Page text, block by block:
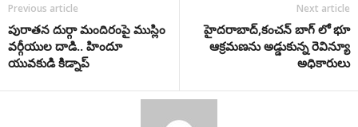
Previous article
పురాతన దుర్గా మందిరంపై ముస్లిం
వర్గీయుల దాడి.. హిందూ
యువకుడి కిడ్నాప్
Next article
హైదరాబాద్,కంచన్ బాగ్ లో భూ
ఆక్రమణను అడ్డుకున్న రెవిన్యూ
అధికారులు